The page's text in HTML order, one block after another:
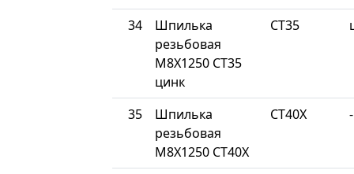
34
Шпилька
резьбовая
М8Х1250 СТ35
цинк
СТ35
35
Шпилька
резьбовая
М8Х1250 СТ40Х
СТ40Х -